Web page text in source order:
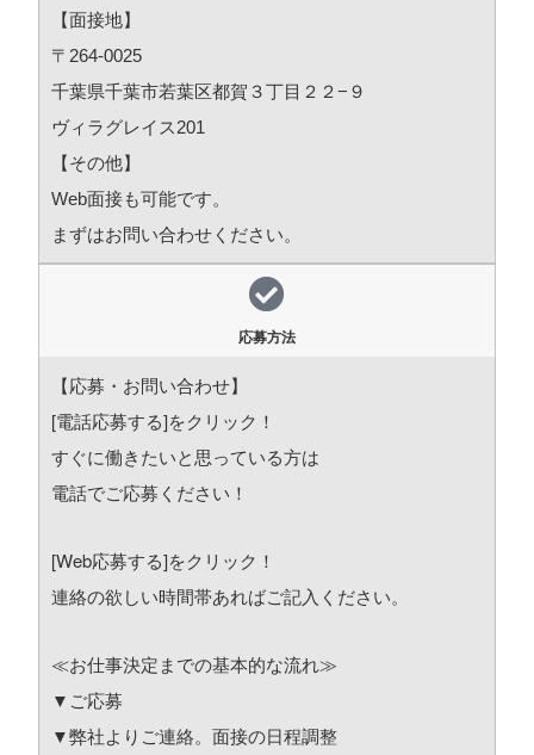
【面接地】
〒264-0025
千葉県千葉市若葉区都賀３丁目２２−９
ヴィラグレイス201
【その他】
Web面接も可能です。
まずはお問い合わせください。
応募方法
【応募・お問い合わせ】
[電話応募する]をクリック！
すぐに働きたいと思っている方は
電話でご応募ください！
[Web応募する]をクリック！
連絡の欲しい時間帯あればご記入ください。
≪お仕事決定までの基本的な流れ≫
▼ご応募
▼弊社よりご連絡。面接の日程調整